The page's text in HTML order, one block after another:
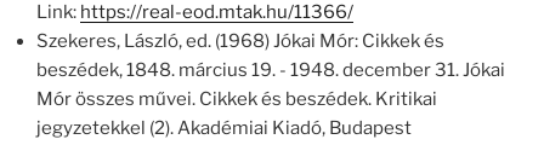
Link: https://real-eod.mtak.hu/11366/
Szekeres, László, ed. (1968) Jókai Mór: Cikkek és
beszédek, 1848. március 19. - 1948. december 31. Jókai
Mór összes művei. Cikkek és beszédek. Kritikai
jegyzetekkel (2). Akadémiai Kiadó, Budapest